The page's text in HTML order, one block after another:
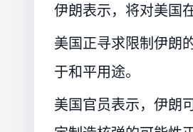
伊朗表示，将对美国
美国正寻求限制伊朗
于和平用途。
美国官员表示，伊朗